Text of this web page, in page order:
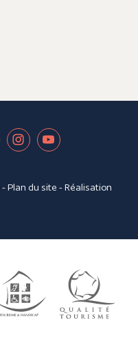
-Plan du site - Réalisation